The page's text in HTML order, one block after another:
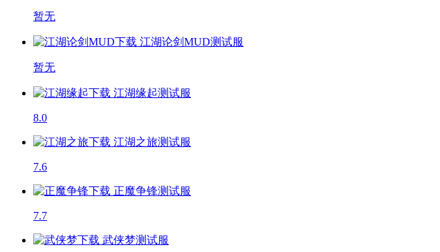
暂无
江湖论剑MUD测试服
暂无
江湖缘起测试服
8.0
江湖之旅测试服
7.6
正魔争锋测试服
7.7
武侠梦测试服